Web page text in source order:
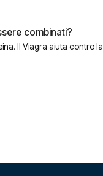
combinati?
Il Viagra aiuta contro la